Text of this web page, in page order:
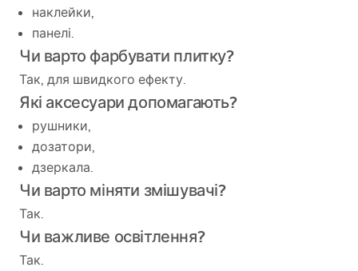
наклейки,
панелі.
Чи варто фарбувати плитку?
Так, для швидкого ефекту.
Які аксесуари допомагають?
рушники,
дозатори,
дзеркала.
Чи варто міняти змішувачі?
Так.
Чи важливе освітлення?
Так.